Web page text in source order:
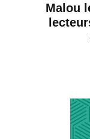
Malou